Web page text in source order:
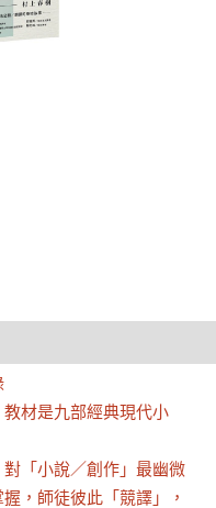
材是九部經典現代小
「小說／創作」最幽微
，師徒彼此「競譯」，